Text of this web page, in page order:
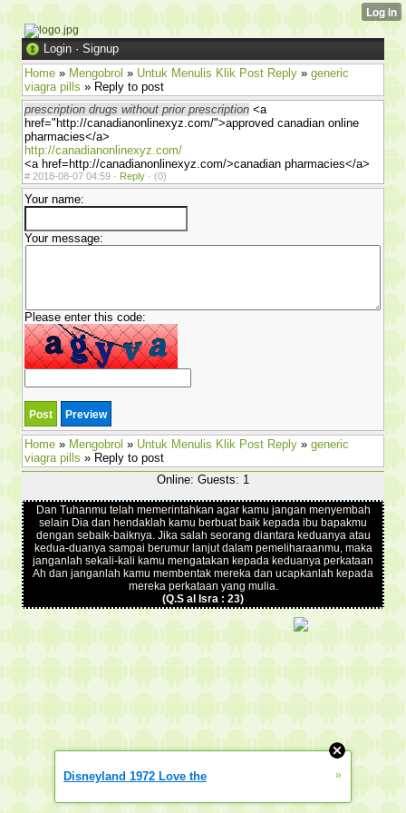
Login · Signup
Home » Mengobrol » Untuk Menulis Klik Post Reply » generic
viagra pills » Reply to post
prescription drugs without prior prescription <a
href="http://canadianonlinexyz.com/">approved canadian online
pharmacies</a>
http://canadianonlinexyz.com/
<a href=http://canadianonlinexyz.com/>canadian pharmacies</a>
# 2018-08-07 04:59 · Reply · (0)
Your name:
Your message:
Please enter this code:
Home » Mengobrol » Untuk Menulis Klik Post Reply » generic
viagra pills » Reply to post
Online: Guests: 1
Dan Tuhanmu telah memerintahkan agar kamu jangan menyembah
selain Dia dan hendaklah kamu berbuat baik kepada ibu bapakmu
dengan sebaik-baiknya. Jika salah seorang diantara keduanya atau
kedua-duanya sampai berumur lanjut dalam pemeliharaanmu, maka
janganlah sekali-kali kamu mengatakan kepada keduanya perkataan
Ah dan janganlah kamu membentak mereka dan ucapkanlah kepada
mereka perkataan yang mulia.
(Q.S al Isra : 23)
Disneyland 1972 Love the »